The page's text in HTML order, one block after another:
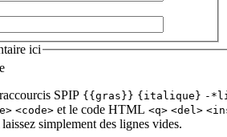
ici
SPIP {{gras}} {italique} -
<code> et le code HTML <q> <del>
simplement des lignes vides.